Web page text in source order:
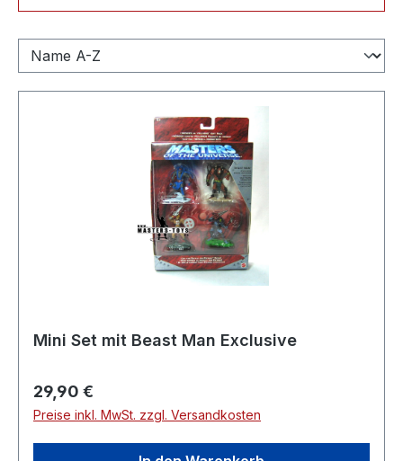
Mini Set mit Beast Man Exclusive
Regulärer Preis:
29,90 €
Preise inkl. MwSt. zzgl. Versandkosten